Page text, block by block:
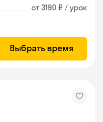
от 3190 ₽ / урок
Выбрать время